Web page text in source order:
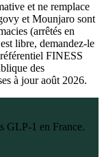
et ne remplace
et Mounjaro sont
(arrêtés en
libre, demandez-le
FINESS
des
à jour août 2026.
GLP-1 en France.